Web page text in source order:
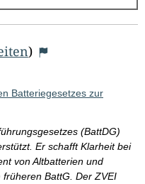
)
Batteriegesetzes zur
(BattDG)
Er schafft Klarheit bei
von Altbatterien und
BattG. Der ZVEI